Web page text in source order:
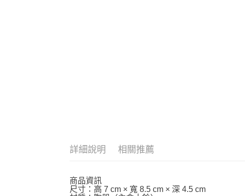
詳細說明 相關推薦
商品資訊
尺寸：高 7 cm × 寬 8.5 cm × 深 4.5 cm